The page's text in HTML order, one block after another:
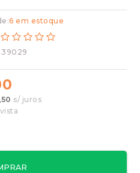
6 em estoque
39029
s/ juros